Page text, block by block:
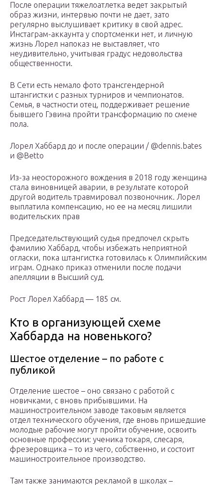
После операции тяжелоатлетка ведет закрытый
образ жизни, интервью почти не дает, зато
регулярно выслушивает критику в свой адрес.
Инстаграм-аккаунта у спортсменки нет, и личную
жизнь Лорел напоказ не выставляет, что
неудивительно, учитывая градус недовольства
общественности.
В Сети есть немало фото трансгендерной
штангистки с разных турниров и чемпионатов.
Семья, в частности отец, поддерживает решение
бывшего Гэвина пройти трансформацию по смене
пола.
Лорел Хаббард до и после операции / @dennis.bates
и @Betto
Из-за неосторожного вождения в 2018 году женщина
стала виновницей аварии, в результате которой
другой водитель травмировал позвоночник. Лорел
выплатила компенсацию, но ее на месяц лишили
водительских прав
Председательствующий судья предпочел скрыть
фамилию Хаббард, чтобы избежать неприятной
огласки, пока штангистка готовилась к Олимпийским
играм. Однако приказ отменили после подачи
апелляции в Высший суд.
Рост Лорел Хаббард — 185 см.
Кто в организующей схеме
Хаббарда на новенького?
Шестое отделение – по работе с
публикой
Отделение шестое – оно связано с работой с
новичками, с вновь прибывшими. На
машиностроительном заводе таковым является
отдел технического обучения, где вновь пришедшие
молодые рабочие могут пройти обучение, освоить
основные профессии: ученика токаря, слесаря,
фрезеровщика – то из чего, собственно, и состоит
машиностроительное производство.
Там также занимаются рекламой в школах –